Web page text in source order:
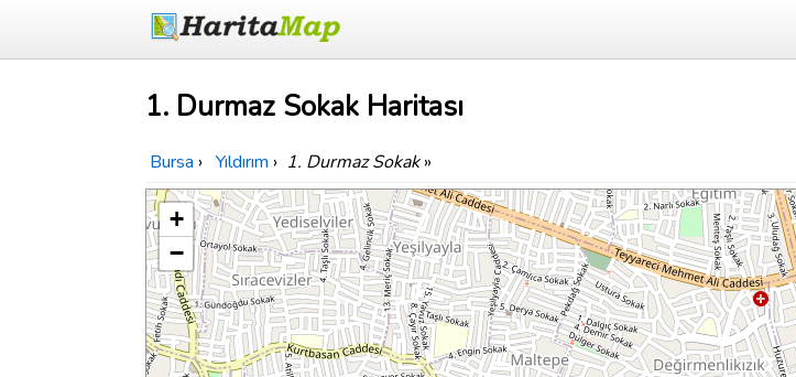
1. Durmaz Sokak Haritası
Bursa › Yıldırım › 1. Durmaz Sokak»
+
−